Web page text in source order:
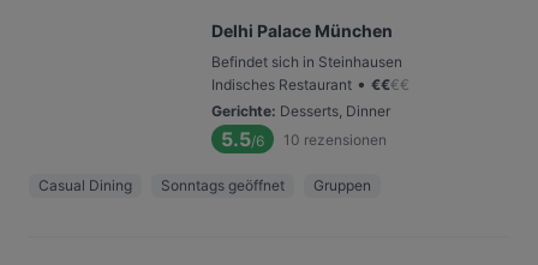
Delhi Palace München
Befindet sich in Steinhausen
Indisches Restaurant • €€€€
Gerichte: Desserts, Dinner
5.5/6 10 rezensionen
Casual Dining Sonntags geöffnet Gruppen